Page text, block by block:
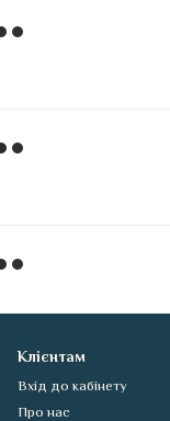
Клієнтам
Вхід до кабінету
Про нас